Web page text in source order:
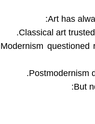
Art has
• Modernism
But